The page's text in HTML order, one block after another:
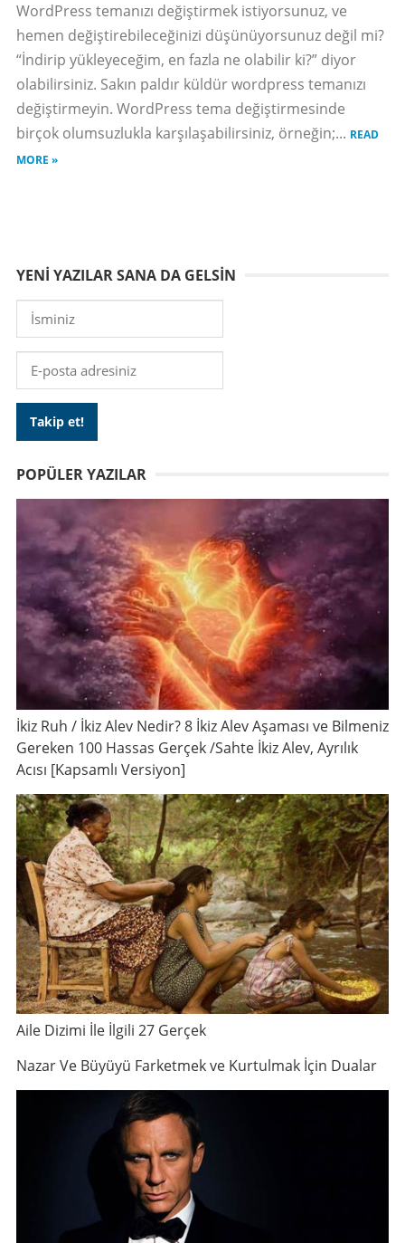
WordPress temanızı değiştirmek istiyorsunuz, ve
hemen değiştirebileceğinizi düşünüyorsunuz değil mi?
“İndirip yükleyeceğim, en fazla ne olabilir ki?” diyor
olabilirsiniz. Sakın paldır küldür wordpress temanızı
değiştirmeyin. WordPress tema değiştirmesinde
birçok olumsuzlukla karşılaşabilirsiniz, örneğin;... READ
MORE »
YENI YAZILAR SANA DA GELSIN
POPÜLER YAZILAR
İkiz Ruh / İkiz Alev Nedir? 8 İkiz Alev Aşaması ve Bilmeniz
Gereken 100 Hassas Gerçek /Sahte İkiz Alev, Ayrılık
Acısı [Kapsamlı Versiyon]
Aile Dizimi İle İlgili 27 Gerçek
Nazar Ve Büyüyü Farketmek ve Kurtulmak İçin Dualar